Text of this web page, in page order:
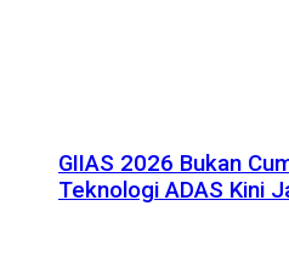
GIIAS 2026 Bukan
Teknologi ADAS Kini